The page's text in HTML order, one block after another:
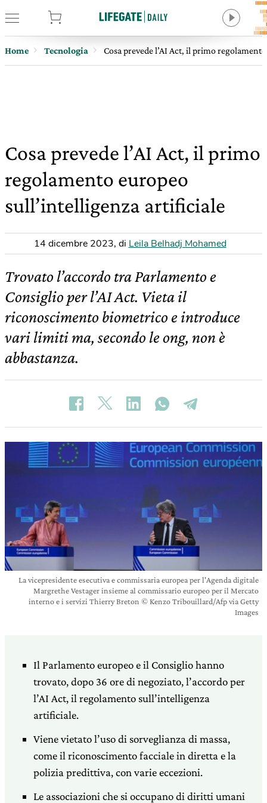
Home Tecnologia Cosa prevede l’AI Act, il primo
Cosa prevede l’AI Act, il primo
regolamento europeo
sull’intelligenza artificiale
14 dicembre 2023, di Leila Belhadj Mohamed
Trovato l’accordo tra Parlamento e
Consiglio per l’AI Act. Vieta il
riconoscimento biometrico e introduce
vari limiti ma, secondo le ong, non è
abbastanza.
La vicepresidente esecutiva e commissaria europea per l'Agenda digitale
Margrethe Vestager insieme al commissario europeo per il Mercato
interno e i servizi Thierry Breton © Kenzo Tribouillard/Afp via Getty
Images
Il Parlamento europeo e il Consiglio hanno
trovato, dopo 36 ore di negoziato, l’accordo per
l’AI Act, il regolamento sull’intelligenza
artificiale.
Viene vietato l’uso di sorveglianza di massa,
come il riconoscimento facciale in diretta e la
polizia predittiva, con varie eccezioni.
Le associazioni che si occupano di diritti umani